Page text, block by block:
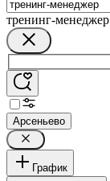
тренинг-менеджер
Арсеньево
График